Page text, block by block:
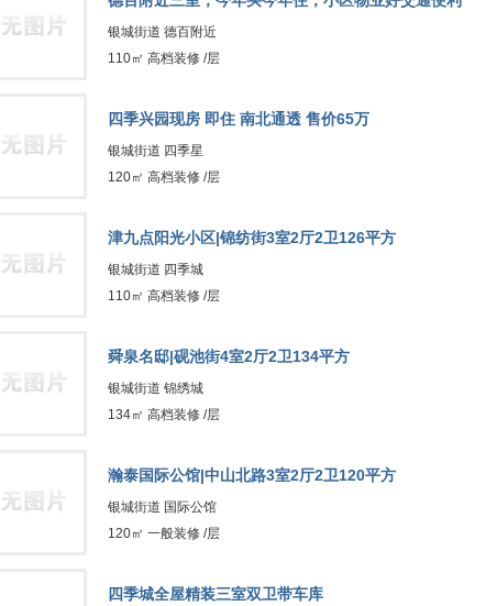
银城街道 德百附近
110㎡ 高档装修 /层
四季兴园现房 即住 南北通透 售价65万
银城街道 四季星
120㎡ 高档装修 /层
津九点阳光小区|锦纺街3室2厅2卫126平方
银城街道 四季城
110㎡ 高档装修 /层
舜泉名邸|砚池街4室2厅2卫134平方
银城街道 锦绣城
134㎡ 高档装修 /层
瀚泰国际公馆|中山北路3室2厅2卫120平方
银城街道 国际公馆
120㎡ 一般装修 /层
四季城全屋精装三室双卫带车库